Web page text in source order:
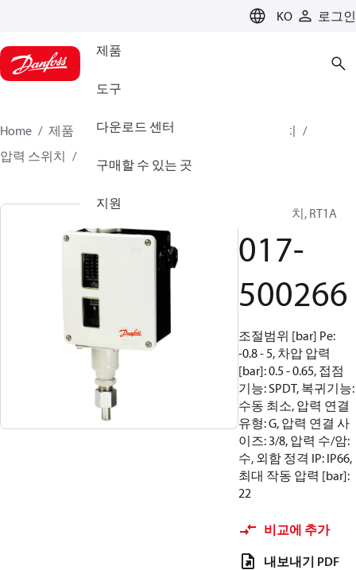
KO 로그인
제품
도구
다운로드 센터
구매할 수 있는 곳
지원
Home 제품 클라이미트 솔루션스 - 쿨링
스위치
압력 스위치
017-500266
압력 스위치, RT1A
017-
500266
조절범위 [bar] Pe:
-0.8 - 5, 차압 압력
[bar]: 0.5 - 0.65, 접점
기능: SPDT, 복귀기능:
수동 최소, 압력 연결
유형: G, 압력 연결 사
이즈: 3/8, 압력 수/암:
수, 외함 정격 IP: IP66,
최대 작동 압력 [bar]:
22
비교에 추가
내보내기 PDF